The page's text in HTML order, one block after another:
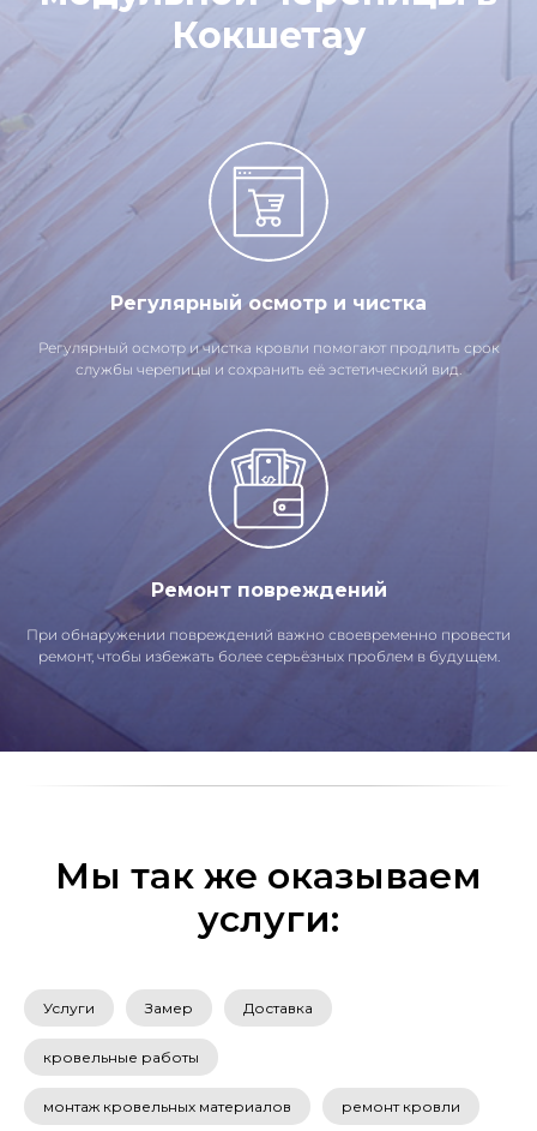
Кокшетау
Регулярный осмотр и чистка
Регулярный осмотр и чистка кровли помогают продлить срок
службы черепицы и сохранить её эстетический вид.
Ремонт повреждений
При обнаружении повреждений важно своевременно провести
ремонт, чтобы избежать более серьёзных проблем в будущем.
Мы так же оказываем
услуги:
Услуги Замер Доставка
кровельные работы
монтаж кровельных материалов ремонт кровли